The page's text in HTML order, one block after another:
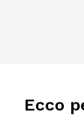
Ecco